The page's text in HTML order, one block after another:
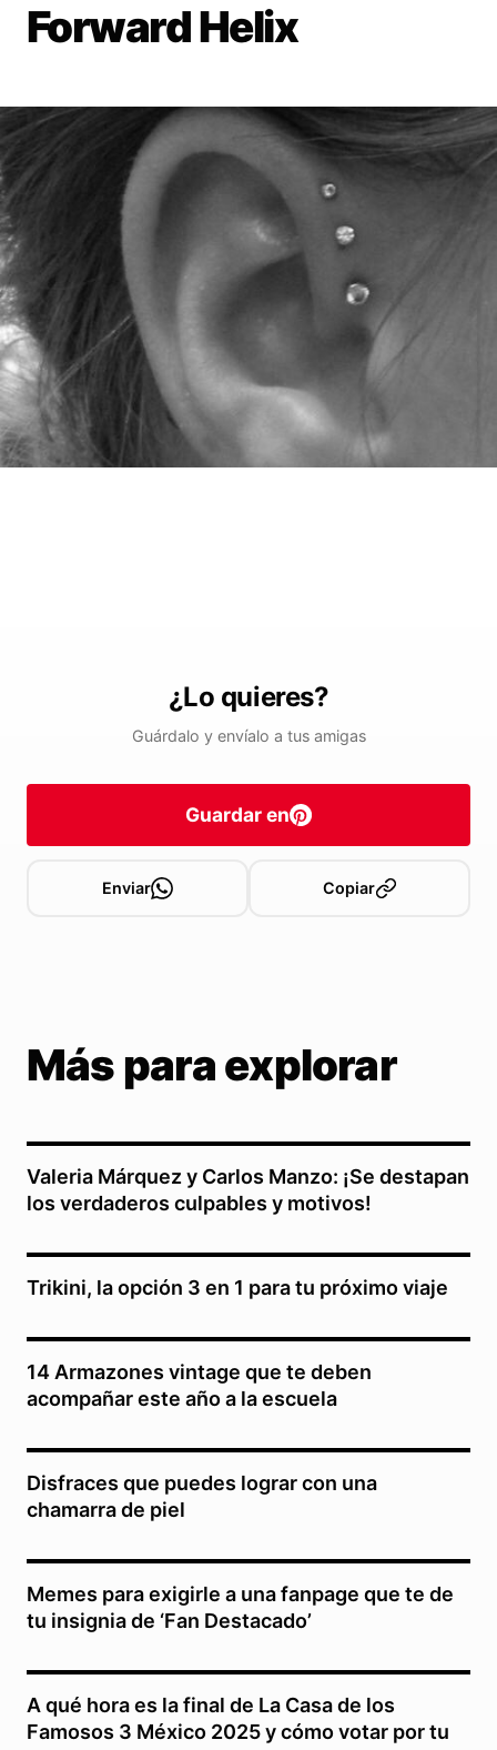
Forward Helix
¿Lo quieres?
Guárdalo y envíalo a tus amigas
Guardar en
Enviar Copiar
Más para explorar
Valeria Márquez y Carlos Manzo: ¡Se destapan
los verdaderos culpables y motivos!
Trikini, la opción 3 en 1 para tu próximo viaje
14 Armazones vintage que te deben
acompañar este año a la escuela
Disfraces que puedes lograr con una
chamarra de piel
Memes para exigirle a una fanpage que te de
tu insignia de ‘Fan Destacado’
A qué hora es la final de La Casa de los
Famosos 3 México 2025 y cómo votar por tu